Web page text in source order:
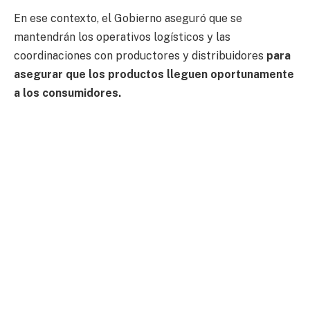
En ese contexto, el Gobierno aseguró que se
mantendrán los operativos logísticos y las
coordinaciones con productores y distribuidores para
asegurar que los productos lleguen oportunamente
a los consumidores.